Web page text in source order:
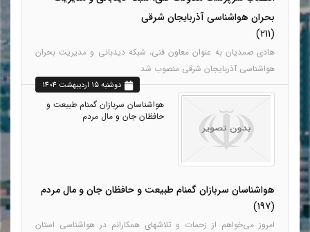
بحران هواشناسی آذربایجان شرقی
(211)
هادی صمدیان به عنوان معاون فنی، شبکه دیدبانی و مدیریت بحران
هواشناسی آذربایجان شرقی منصوب شد
هواشناسان سربازان گمنام طبیعت و
حافظان جان و مال مردم
هواشناسان سربازان گمنام طبیعت و حافظان جان و مال مردم
(197)
امروز می‌خواهم از زحمات و تلاشهای همکارانم در هواشناسی استان
دوشنبه 15 ارديبهشت 1404